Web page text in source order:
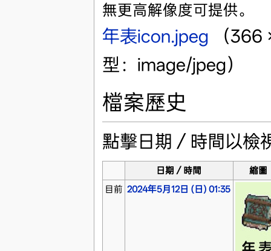
無更高解像度可提供。
年表icon.jpeg
（
型：image/jpeg）
檔案歷史
點擊日期／時間以檢
日期／時間
縮圖
目前 2024年5月12日 (日) 01:35